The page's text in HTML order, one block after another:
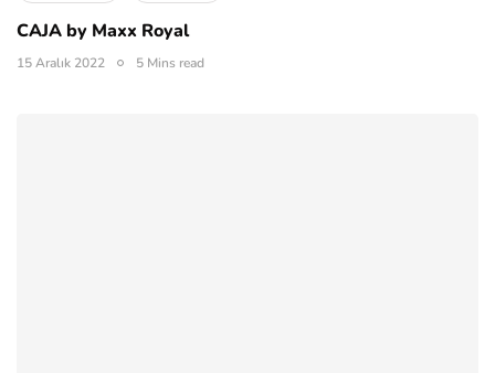
CAJA by Maxx Royal
15 Aralık 2022 5 Mins read